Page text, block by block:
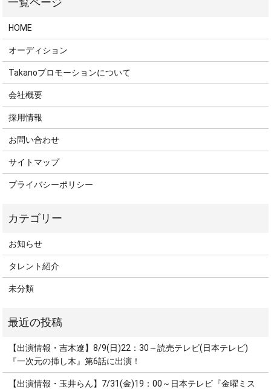
HOME
オーディション
Takanoプロモーションについて
会社概要
採用情報
お問い合わせ
サイトマップ
プライバシーポリシー
お知らせ
タレント紹介
未分類
【出演情報・吉木遼】8/9(日)22：30～読売テレビ(日本テレビ)
『一次元の挿し木』第6話に出演！
【出演情報・玉井らん】7/31(金)19：00～日本テレビ『金曜ミス